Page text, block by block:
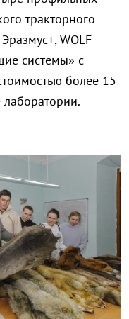
тракторного
WOLF
системы» с
более 15